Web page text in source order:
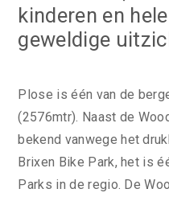
kinderen en
geweldige
Plose is één van de
(2576mtr). Naast de
bekend vanwege het
Brixen Bike Park, het is
Parks in de regio. De